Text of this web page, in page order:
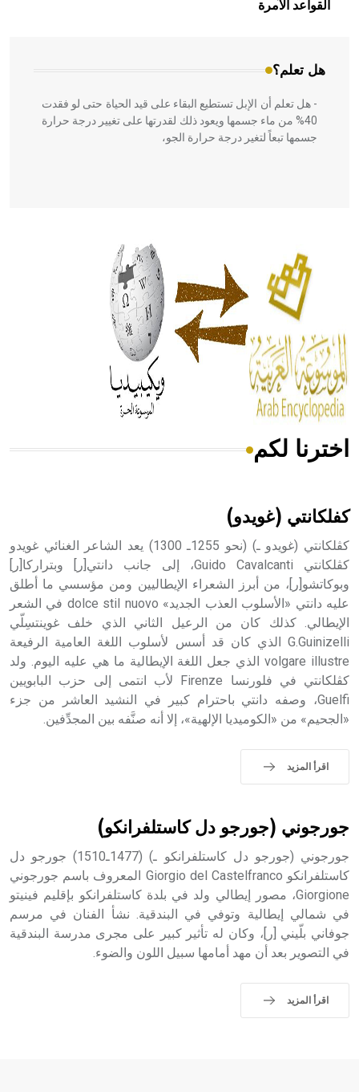
القواعد الآمرة
هل تعلم؟
المعمار على بناء مداميكه وخاصة في الواجهات
- هل تعلم أن الإبل تستطيع البقاء على قيد الحياة حتى لو فقدت
40% من ماء جسمها ويعود ذلك لقدرتها على تغيير درجة حرارة
جسمها تبعاً لتغير درجة حرارة الجو،
الحكم، الأدلة، تنظيم التغذية، ورسالته في جروح الرأس. ويعود
له الفضل بأنه حرر الطب من الدين والفلسفة.
- هل تعلم أن المرجان إفراز حيواني يتكون في البحر ويتركب
من مادة كربونات الكلسيوم، وهو أحمر أو شديد الحمرة وهو
أجود أنواعه، ويمتاز بكبر الحجم ويسمى الش
هل تعلم أن الأبسيد كلمة فرنسية اللفظ تم اعتمادها مصطلحاً
- هل تعلم أن أبجر Abgar اسم معروف جيداً يعود إلى عدد من
الملوك الذين حكموا مدينة إديسا (الرها) من أبجر الأول وحتى
التاسع، وهم ينتسبون إلى أسرة أوسروين
- هل تعلم أن الأبجدية الكنعانية تتألف من /22/ علامة كتابية
sign تكتب منفصلة غير متصلة، وتعتمد المبدأ الأكوروفوني،
اخترنا لكم
كفلكانتي (غويدو)
كڤلكانتي (غويدو ـ) (نحو 1255ـ 1300) يعد الشاعر الغنائي غويدو
كڤلكانتي Guido Cavalcanti، إلى جانب دانتي[ر] وبتراركا[ر]
وبوكاتشو[ر]، من أبرز الشعراء الإيطاليين ومن مؤسسي ما أطلق
عليه دانتي «الأسلوب العذب الجديد» dolce stil nuovo في الشعر
الإيطالي. كذلك كان من الرعيل الثاني الذي خلف غوينتسِلّي
G.Guinizelli الذي كان قد أسس لأسلوب اللغة العامية الرفيعة
volgare illustre الذي جعل اللغة الإيطالية ما هي عليه اليوم. ولد
كڤلكانتي في فلورنسا Firenze لأب انتمى إلى حزب البابويين
Guelfi، وصفه دانتي باحترام كبير في النشيد العاشر من جزء
«الجحيم» من «الكوميديا الإلهية»، إلا أنه صنَّفه بين المجدِّفين.
اقرأ المزيد
جورجوني (جورجو دل كاستلفرانكو)
جورجوني (جورجو دل كاستلفرانكو ـ) (1477ـ1510) جورجو دل
كاستلفرانكو Giorgio del Castelfranco المعروف باسم جورجوني
Giorgione، مصور إيطالي ولد في بلدة كاستلفرانكو بإقليم فينيتو
في شمالي إيطالية وتوفي في البندقية. نشأ الفنان في مرسم
جوفاني بلّيني [ر]، وكان له تأثير كبير على مجرى مدرسة البندقية
في التصوير بعد أن مهد أمامها سبيل اللون والضوء.
اقرأ المزيد